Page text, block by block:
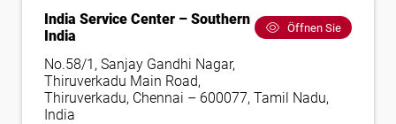
India Service Center – Southern
India
Öffnen Sie
No.58/1, Sanjay Gandhi Nagar,
Thiruverkadu Main Road,
Thiruverkadu, Chennai – 600077, Tamil Nadu,
India